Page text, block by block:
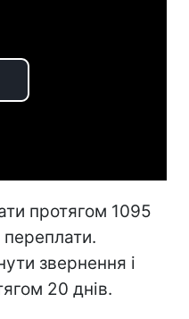
протягом 1095
переплати.
звернення і
20 днів.